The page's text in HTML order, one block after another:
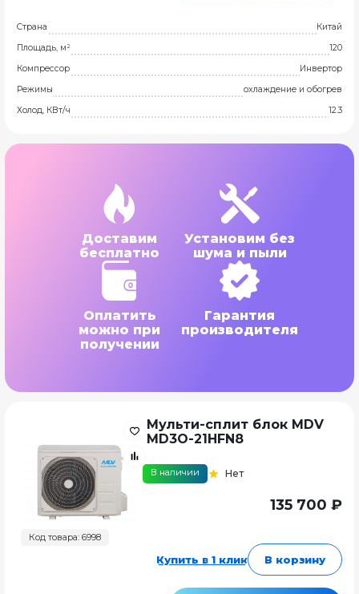
Страна
Китай
Площадь, м²
120
Компрессор
Инвертор
Режимы
охлаждение и обогрев
Холод, КВт/ч
12.3
Доставим
бесплатно
Установим без
шума и пыли
Оплатить
можно при
получении
Гарантия
производителя
Код товара: 6998
Мульти-сплит блок MDV
MD3O-21HFN8
В наличии Нет
135 700 ₽
Купить в 1 клик В корзину